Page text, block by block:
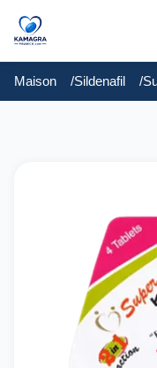
Maison Sildenafil